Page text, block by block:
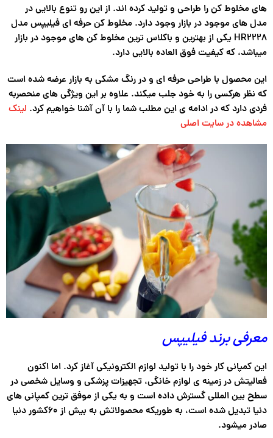
های مخلوط کن را طراحی و تولید کرده اند. از این رو تنوع بالایی در
مدل های موجود در بازار وجود دارد. مخلوط کن حرفه ای فیلیپس مدل
HR2228 یکی از بهترین و باکلاس ترین مخلوط کن های موجود در بازار
میباشد، که کیفیت فوق العاده بالایی دارد.
این محصول با طراحی حرفه ای و در رنگ مشکی به بازار عرضه شده است
که نظر هرکسی را به خود جلب میکند. علاوه بر این ویژگی های منحصربه
فردی دارد که در ادامه ی این مطلب شما را با آن آشنا خواهیم کرد. لینک
مشاهده در سایت اصلی
معرفی برند فیلیپس
این کمپانی کار خود را با تولید لوازم الکترونیکی آغاز کرد. اما اکنون
فعالیتش در زمینه ی لوازم خانگی، تجهیزات پزشکی و وسایل شخصی در
سطح بین المللی گسترش داده است و به یکی از موفق ترین کمپانی های
دنیا تبدیل شده است، به طوریکه محصولاتش به بیش از ۶۰کشور دنیا
صادر میشود.